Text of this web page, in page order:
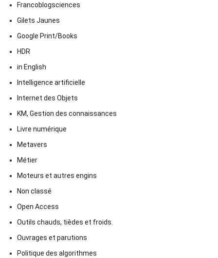
Francoblogsciences
Gilets Jaunes
Google Print/Books
HDR
in English
Intelligence artificielle
Internet des Objets
KM, Gestion des connaissances
Livre numérique
Metavers
Métier
Moteurs et autres engins
Non classé
Open Access
Outils chauds, tièdes et froids.
Ouvrages et parutions
Politique des algorithmes